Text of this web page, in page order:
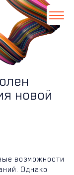
новой
возможности
Однако